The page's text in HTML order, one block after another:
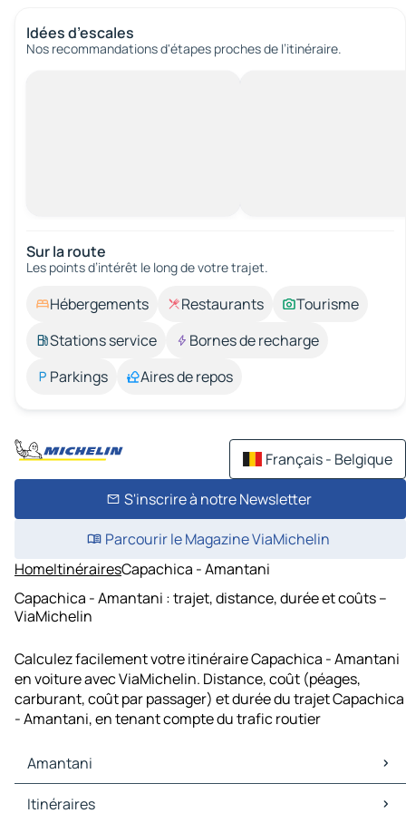
Idées d’escales
Nos recommandations d'étapes proches de l’itinéraire.
Sur la route
Les points d’intérêt le long de votre trajet.
Hébergements Restaurants
Tourisme
Stations service
Bornes de recharge
Parkings
Aires de repos
Français - Belgique
S'inscrire à notre Newsletter
Parcourir le Magazine ViaMichelin
HomeItinérairesCapachica - Amantani
Capachica - Amantani : trajet, distance, durée et coûts –
ViaMichelin
Calculez facilement votre itinéraire Capachica - Amantani
en voiture avec ViaMichelin. Distance, coût (péages,
carburant, coût par passager) et durée du trajet Capachica
- Amantani, en tenant compte du trafic routier
Amantani
Amantani Cartes et plans
Itinéraires